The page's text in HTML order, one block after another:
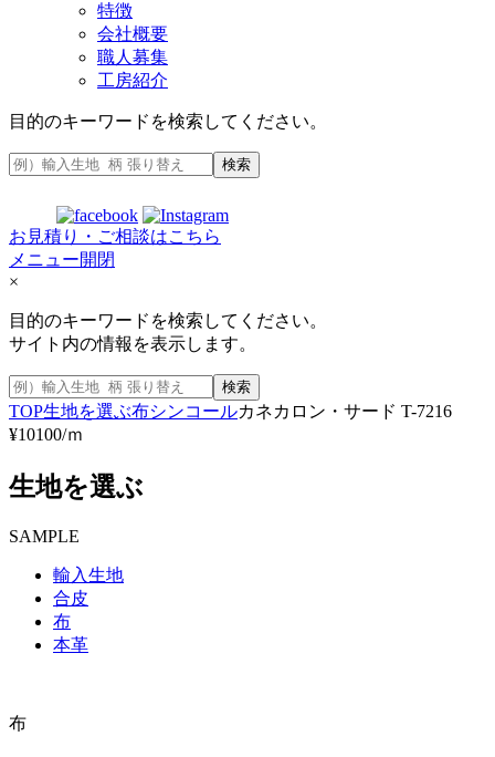
特徴
会社概要
職人募集
工房紹介
目的のキーワードを検索してください。
検索
お見積り・ご相談はこちら
メニュー開閉
×
目的のキーワードを検索してください。
サイト内の情報を表示します。
検索
TOP生地を選ぶ布シンコールカネカロン・サード T-7216
¥10100/ｍ
生地を選ぶ
SAMPLE
輸入生地
合皮
布
本革
布